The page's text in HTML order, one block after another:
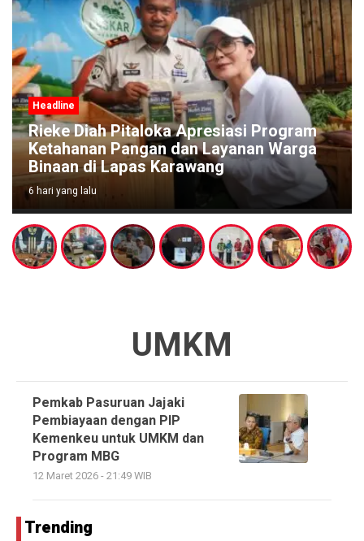
Headline
Rieke Diah Pitaloka Apresiasi Program
Ketahanan Pangan dan Layanan Warga
Binaan di Lapas Karawang
6 hari yang lalu
UMKM
Pemkab Pasuruan Jajaki
Pembiayaan dengan PIP
Kemenkeu untuk UMKM dan
Program MBG
12 Maret 2026 - 21:49 WIB
Trending